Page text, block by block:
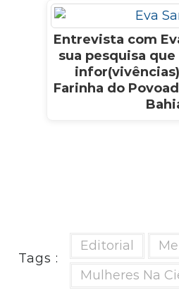
Entrevista com
sua pesquisa
Farinha do
Tags :
Editorial
Mulheres Na